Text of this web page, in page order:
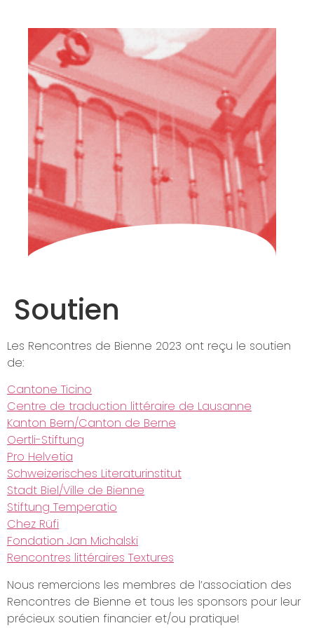
HOME
À
PROPOS
NOUS
PARTICIPER
ARCHIVES
FRANÇAIS
Soutien
Les Rencontres de Bienne 2023 ont reçu le soutien
de:
Cantone Ticino
Centre de traduction littéraire de Lausanne
Kanton Bern/Canton de Berne
Oertli-Stiftung
Pro Helvetia
Schweizerisches Literaturinstitut
Stadt Biel/Ville de Bienne
Stiftung Temperatio
Chez Rüfi
Fondation Jan Michalski
Rencontres littéraires Textures
Nous remercions les membres de l’association des
Rencontres de Bienne et tous les sponsors pour leur
précieux soutien financier et/ou pratique!